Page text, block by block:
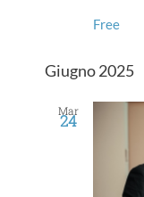
Free
Giugno 2025
Mar
24